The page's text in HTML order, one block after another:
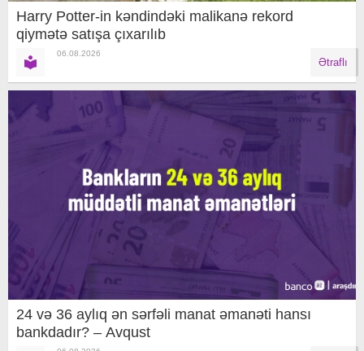
Harry Potter-in kəndindəki malikanə rekord
qiymətə satışa çıxarılıb
06.08.2026
Ətraflı
24 və 36 aylıq ən sərfəli manat əmanəti hansı
bankdadır? – Avqust